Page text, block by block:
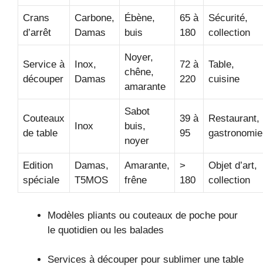
Crans
d’arrêt
Carbone,
Damas
Ébène,
buis
65 à
180
Sécurité,
collection
Service à
découper
Inox,
Damas
Noyer,
chêne,
amarante
72 à
220
Table,
cuisine
Couteaux
de table
Inox
Sabot
buis,
noyer
39 à
95
Restaurant,
gastronomie
Edition
spéciale
Damas,
T5MOS
Amarante,
frêne
>
180
Objet d’art,
collection
Modèles pliants ou couteaux de poche pour
le quotidien ou les balades
Services à découper pour sublimer une table